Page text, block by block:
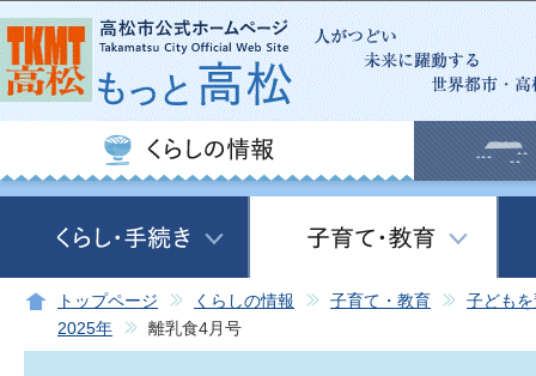
この
トップページ くらしの情報 子育て・教育
子ども
2025年
離乳食4月号